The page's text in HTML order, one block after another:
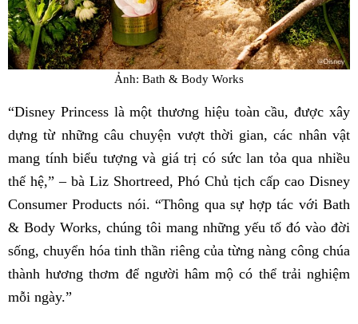
Ảnh: Bath & Body Works
“Disney Princess là một thương hiệu toàn cầu, được xây
dựng từ những câu chuyện vượt thời gian, các nhân vật
mang tính biểu tượng và giá trị có sức lan tỏa qua nhiều
thế hệ,” – bà Liz Shortreed, Phó Chủ tịch cấp cao Disney
Consumer Products nói. “Thông qua sự hợp tác với Bath
& Body Works, chúng tôi mang những yếu tố đó vào đời
sống, chuyển hóa tinh thần riêng của từng nàng công chúa
thành hương thơm để người hâm mộ có thể trải nghiệm
mỗi ngày.”